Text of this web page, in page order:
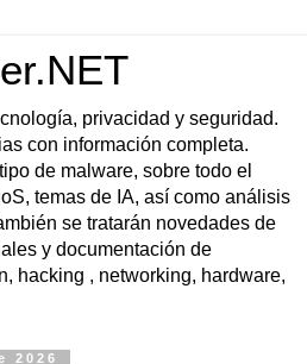
privacidad y seguridad.
con información completa.
de malware, sobre todo el
temas de IA, así como análisis
se tratarán novedades de
y documentación de
hacking , networking, hardware,
2026